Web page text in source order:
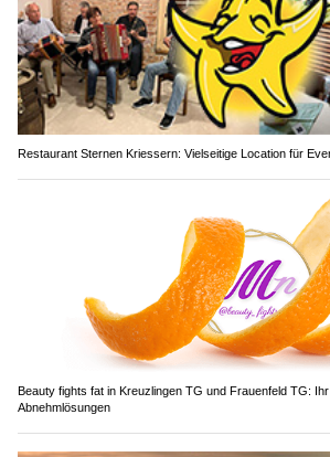
Restaurant Sternen Kriessern: Vielseitige Location für
Beauty fights fat in Kreuzlingen TG und Frauenfeld TG:
Abnehmlösungen